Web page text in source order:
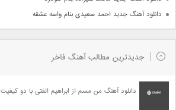
دانلود آهنگ جدید احمد سعیدی بنام واسه عشقه
جدیدترین مطالب آهنگ فاخر
دانلود آهنگ من مسم از ابراهیم الفتی با دو کیفیت